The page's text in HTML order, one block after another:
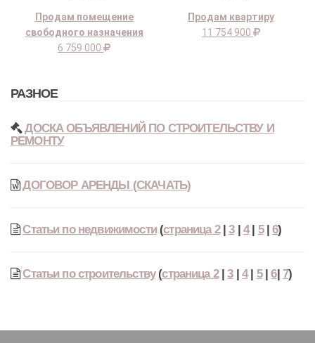
Продам помещение
свободного назначения
6 759 000
Продам квартиру
11 754 900
РАЗНОЕ
ДОСКА ОБЪЯВЛЕНИЙ ПО СТРОИТЕЛЬСТВУ И
РЕМОНТУ
ДОГОВОР АРЕНДЫ (СКАЧАТЬ)
Статьи по недвижимости(страница 2|3| 4| 5|6)
Статьи по строительству(страница 2|3|4| 5|6| 7)